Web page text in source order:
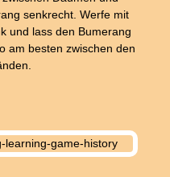
senkrecht. Werfe mit
und lass den Bumerang
am besten zwischen den